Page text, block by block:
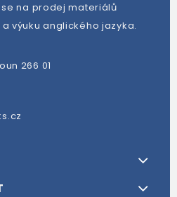
na prodej materiálů
výuku anglického jazyka.
266 01